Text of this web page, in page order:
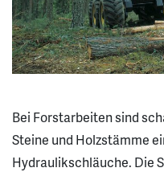
Bei Forstarbeiten sind
Steine und Holzstämme
Hydraulikschläuche. Die